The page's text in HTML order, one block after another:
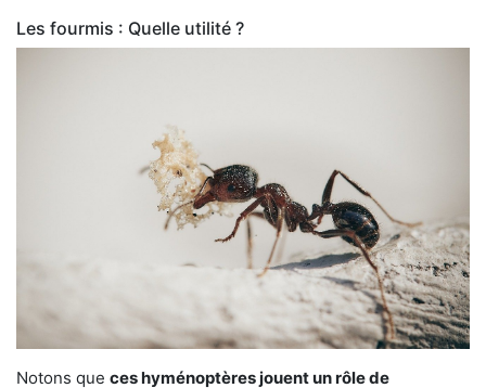
Les fourmis : Quelle utilité ?
Notons que ces hyménoptères jouent un rôle de